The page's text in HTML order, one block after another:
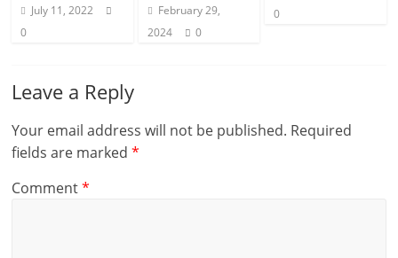
July 11, 2022
0
February 29,
2024
0
0
Leave a Reply
Your email address will not be published. Required
fields are marked*
Comment*